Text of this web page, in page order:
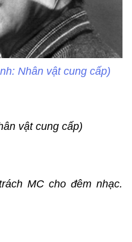
Nhân vật cung cấp)
vật cung cấp)
MC cho đêm nhạc.